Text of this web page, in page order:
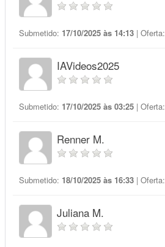
Submetido: 17/10/2025 às 14:13 | Oferta:
IAVideos2025
Submetido: 17/10/2025 às 03:25 | Oferta:
Renner M.
Submetido: 18/10/2025 às 16:33 | Oferta:
Juliana M.